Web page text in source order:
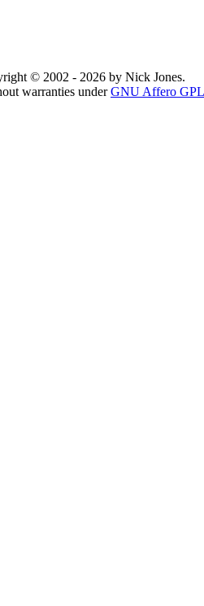
© 2002 - 2026 by Nick Jones.
warranties underGNU Affero GPL